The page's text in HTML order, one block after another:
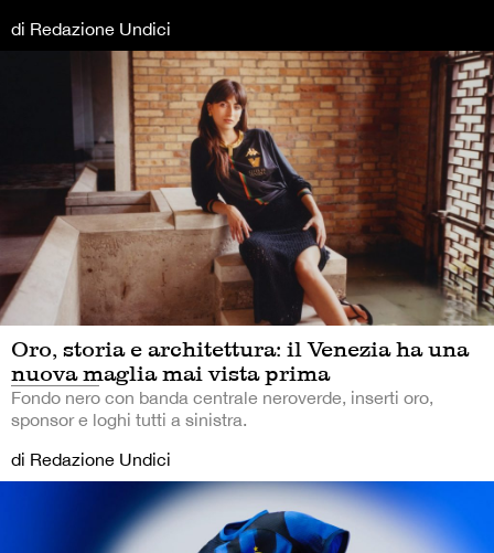
di Redazione Undici
Oro, storia e architettura: il Venezia ha una
nuova maglia mai vista prima
Fondo nero con banda centrale neroverde, inserti oro,
sponsor e loghi tutti a sinistra.
di Redazione Undici